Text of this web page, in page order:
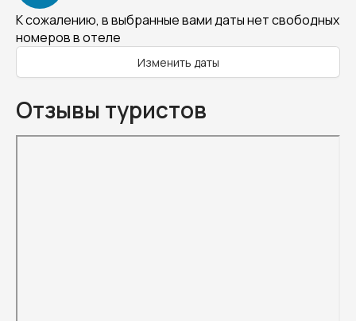
К сожалению, в выбранные вами даты нет свободных
номеров в отеле
Изменить даты
Отзывы туристов